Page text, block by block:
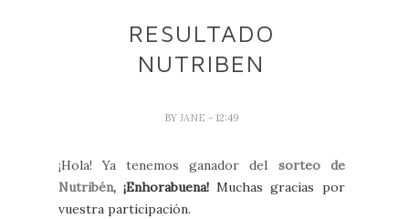
RESULTADO
NUTRIBEN
BY JANE - 12:49
¡Hola! Ya tenemos ganador del sorteo de
Nutribén,¡Enhorabuena!Muchas gracias por
vuestra participación.